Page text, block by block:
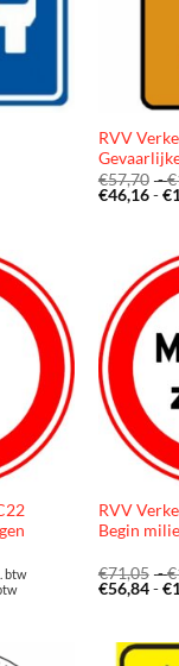
RVV
€57,70 -€
€46,16 - €
btw
RVV
Begin
€71,05 -€
€56,84 - €